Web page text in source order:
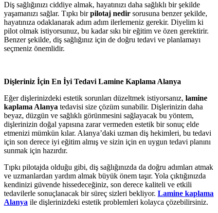
Diş sağlığınızı ciddiye almak, hayatınızı daha sağlıklı bir şekilde
yaşamanızı sağlar. Tıpkı birpilotaj nedir sorusuna benzer şekilde,
hayatınıza odaklanarak adım adım ilerlemeniz gerekir. Diyelim ki
pilot olmak istiyorsunuz, bu kadar sıkı bir eğitim ve özen gerektirir.
Benzer şekilde, diş sağlığınız için de doğru tedavi ve planlamayı
seçmeniz önemlidir.
Dişleriniz İçin En İyi Tedavi Lamine Kaplama Alanya
Eğer dişlerinizdeki estetik sorunları düzeltmek istiyorsanız, lamine
kaplama Alanya tedavisi size çözüm sunabilir. Dişlerinizin daha
beyaz, düzgün ve sağlıklı görünmesini sağlayacak bu yöntem,
dişlerinizin doğal yapısına zarar vermeden estetik bir sonuç elde
etmenizi mümkün kılar. Alanya’daki uzman diş hekimleri, bu tedavi
için son derece iyi eğitim almış ve sizin için en uygun tedavi planını
sunmak için hazırdır.
Tıpkı pilotajda olduğu gibi, diş sağlığınızda da doğru adımları atmak
ve uzmanlardan yardım almak büyük önem taşır. Yola çıktığınızda
kendinizi güvende hissedeceğiniz, son derece kaliteli ve etkili
tedavilerle sonuçlanacak bir süreç sizleri bekliyor. Lamine kaplama
Alanya ile dişlerinizdeki estetik problemleri kolayca çözebilirsiniz.